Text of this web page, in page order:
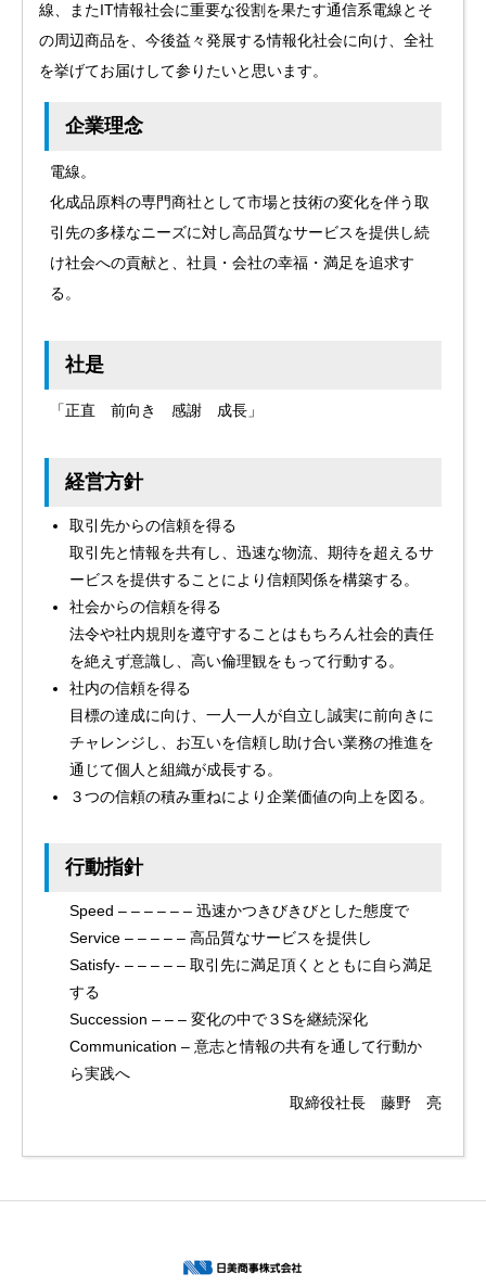
線、またIT情報社会に重要な役割を果たす通信系電線とそ
の周辺商品を、今後益々発展する情報化社会に向け、全社
を挙げてお届けして参りたいと思います。
企業理念
電線。
化成品原料の専門商社として市場と技術の変化を伴う取
引先の多様なニーズに対し高品質なサービスを提供し続
け社会への貢献と、社員・会社の幸福・満足を追求す
る。
社是
「正直 前向き 感謝 成長」
経営方針
取引先からの信頼を得る
取引先と情報を共有し、迅速な物流、期待を超えるサ
ービスを提供することにより信頼関係を構築する。
社会からの信頼を得る
法令や社内規則を遵守することはもちろん社会的責任
を絶えず意識し、高い倫理観をもって行動する。
社内の信頼を得る
目標の達成に向け、一人一人が自立し誠実に前向きに
チャレンジし、お互いを信頼し助け合い業務の推進を
通じて個人と組織が成長する。
３つの信頼の積み重ねにより企業価値の向上を図る。
行動指針
Speed – – – – – – 迅速かつきびきびとした態度で
Service – – – – – 高品質なサービスを提供し
Satisfy- – – – – – 取引先に満足頂くとともに自ら満足
する
Succession – – – 変化の中で３Sを継続深化
Communication – 意志と情報の共有を通して行動か
ら実践へ
取締役社長 藤野 亮